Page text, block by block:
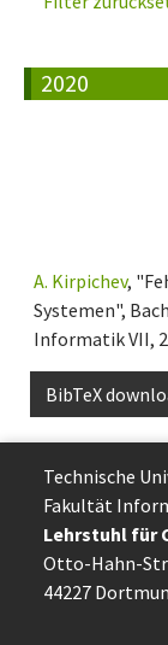
2020
A. Kirpichev,
Systemen",
Informatik VII,
BibTeX
Technische
Fakultät
Lehrstuhl für
Otto-Hahn-
44227